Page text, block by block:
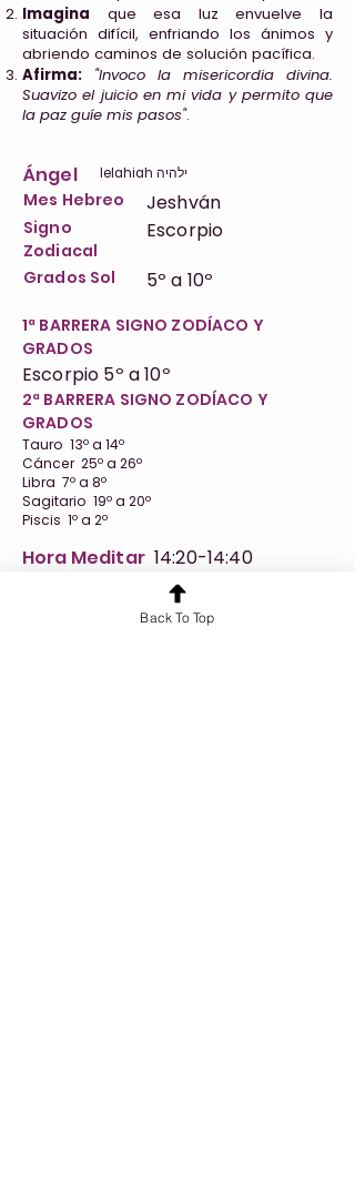
Imagina que esa luz envuelve la
situación difícil, enfriando los ánimos y
abriendo caminos de solución pacífica.
Afirma:
"Invoco la misericordia divina.
Suavizo el juicio en mi vida y permito que
la paz guíe mis pasos".
Ángel Ielahiah ילהיה
Mes Hebreo Jeshván
Signo
Zodiacal
Escorpio
Grados Sol 5º a 10º
1ª BARRERA SIGNO ZODÍACO Y
GRADOS
Escorpio 5º a 10º
2ª BARRERA SIGNO ZODÍACO Y
GRADOS
Tauro 13º a 14º
Cáncer 25º a 26º
Libra 7º a 8º
Sagitario 19º a 20º
Piscis 1º a 2º
Hora Meditar 14:20-14:40
https://www.youtube.com/watch?
v=WnbcpD8bLmE&list=PLfAQPnNYMe0B6EtbD
Back To Top